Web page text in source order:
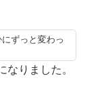
ずっと変わっ
なりました。